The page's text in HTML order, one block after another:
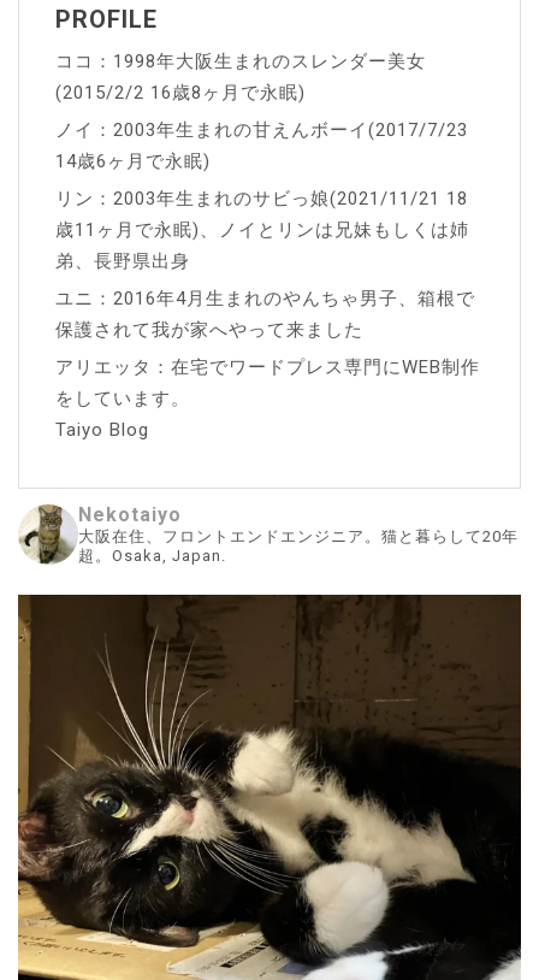
PROFILE
ココ：1998年大阪生まれのスレンダー美女
(2015/2/2 16歳8ヶ月で永眠)
ノイ：2003年生まれの甘えんボーイ(2017/7/23
14歳6ヶ月で永眠)
リン：2003年生まれのサビっ娘(2021/11/21 18
歳11ヶ月で永眠)、ノイとリンは兄妹もしくは姉
弟、長野県出身
ユニ：2016年4月生まれのやんちゃ男子、箱根で
保護されて我が家へやって来ました
アリエッタ：在宅でワードプレス専門にWEB制作
をしています。
Taiyo Blog
Nekotaiyo
大阪在住、フロントエンドエンジニア。猫と暮らして20年
超。Osaka, Japan.